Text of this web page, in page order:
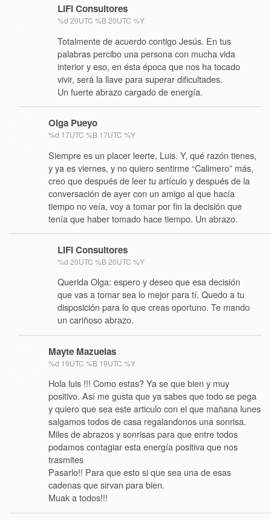
LIFI Consultores
%d 20UTC %B 20UTC %Y
Totalmente de acuerdo contigo Jesús. En tus
palabras percibo una persona con mucha vida
interior y eso, en ésta época que nos ha tocado
vivir, será la llave para superar dificultades.
Un fuerte abrazo cargado de energía.
Olga Pueyo
%d 17UTC %B 17UTC %Y
Siempre es un placer leerte, Luis. Y, qué razón tienes,
y ya es viernes, y no quiero sentirme “Calimero” más,
creo que después de leer tu artículo y después de la
conversación de ayer con un amigo al que hacía
tiempo no veía, voy a tomar por fin la decisión que
tenía que haber tomado hace tiempo. Un abrazo.
LIFI Consultores
%d 20UTC %B 20UTC %Y
Querida Olga: espero y deseo que esa decisión
que vas a tomar sea lo mejor para tí. Quedo a tu
disposición para lo que creas oportuno. Te mando
un cariñoso abrazo.
Mayte Mazuelas
%d 19UTC %B 19UTC %Y
Hola luis !!! Como estas? Ya se que bien y muy
positivo. Así me gusta que ya sabes que todo se pega
y quiero que sea este articulo con el que mañana lunes
salgamos todos de casa regalandonos una sonrisa.
Miles de abrazos y sonrisas para que entre todos
podamos contagiar esta energía positiva que nos
trasmites
Pasarlo!! Para que esto si que sea una de esas
cadenas que sirvan para bien.
Muak a todos!!!